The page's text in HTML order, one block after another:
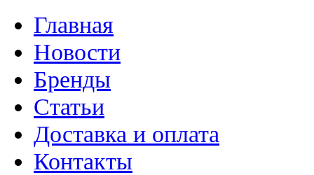
Главная
Новости
Бренды
Статьи
Доставка и оплата
Контакты